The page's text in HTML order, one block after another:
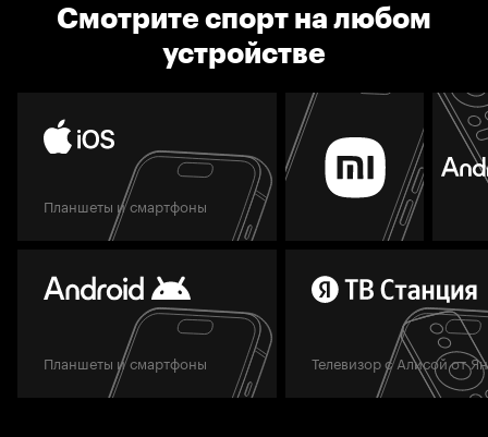
Смотрите спорт на любом
устройстве
Планшеты и смартфоны
Планшеты и смартфоны Телевизор с Алисой от